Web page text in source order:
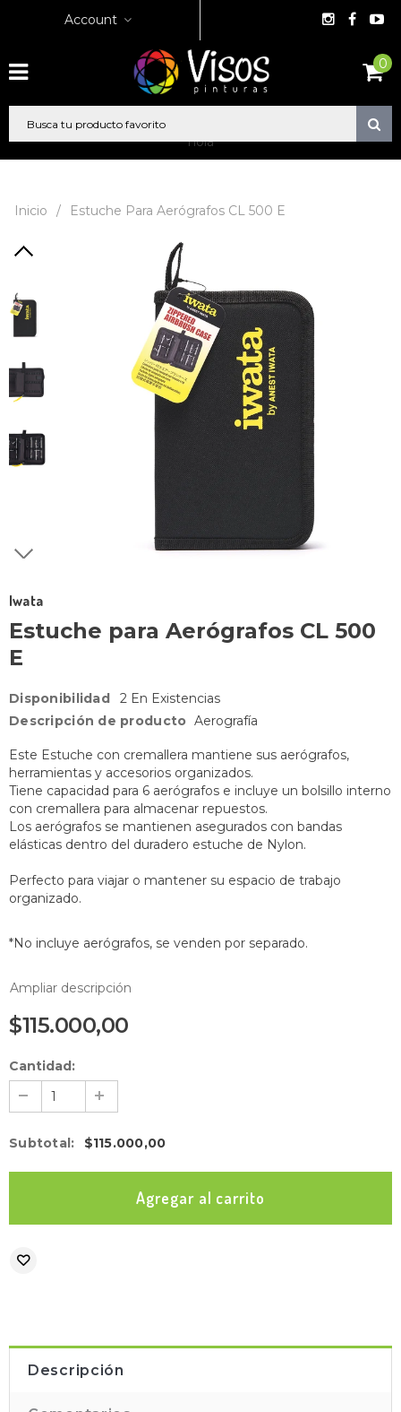
Account
0
hola
Inicio / Estuche Para Aerógrafos CL 500 E
Iwata
Estuche para Aerógrafos CL 500
E
Disponibilidad
2 En Existencias
Descripción de producto Aerografía
Este Estuche con cremallera mantiene sus aerógrafos,
herramientas y accesorios organizados.
Tiene capacidad para 6 aerógrafos e incluye un bolsillo interno
con cremallera para almacenar repuestos.
Los aerógrafos se mantienen asegurados con bandas
elásticas dentro del duradero estuche de Nylon.
Perfecto para viajar o mantener su espacio de trabajo
organizado.
*No incluye aerógrafos, se venden por separado.
Ampliar descripción
$115.000,00
Cantidad:
Subtotal : $115.000,00
Descripción